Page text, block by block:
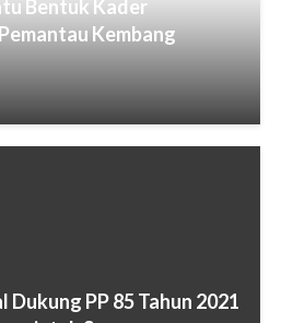
Bentuk Kader
Kembang
PP 85 Tahun 2021